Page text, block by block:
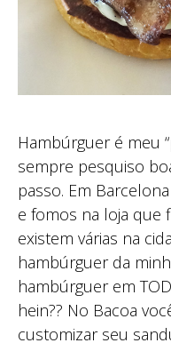
Hambúrguer é meu
sempre pesquiso
passo. Em
e fomos na loja que
existem várias na
hambúrguer da
hambúrguer em
hein?? No Bacoa
customizar seu